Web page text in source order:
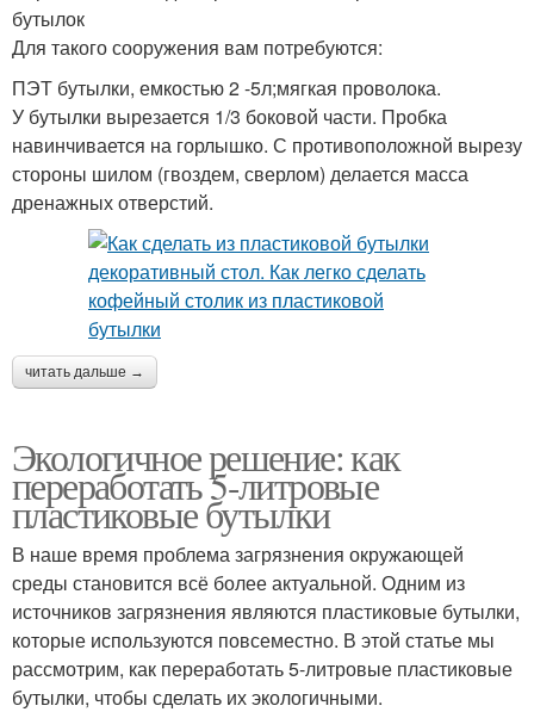
бутылок
Для такого сооружения вам потребуются:
ПЭТ бутылки, емкостью 2 -5л;мягкая проволока.
У бутылки вырезается 1/3 боковой части. Пробка
навинчивается на горлышко. С противоположной вырезу
стороны шилом (гвоздем, сверлом) делается масса
дренажных отверстий.
читать дальше →
Экологичное решение: как
переработать 5-литровые
пластиковые бутылки
В наше время проблема загрязнения окружающей
среды становится всё более актуальной. Одним из
источников загрязнения являются пластиковые бутылки,
которые используются повсеместно. В этой статье мы
рассмотрим, как переработать 5-литровые пластиковые
бутылки, чтобы сделать их экологичными.